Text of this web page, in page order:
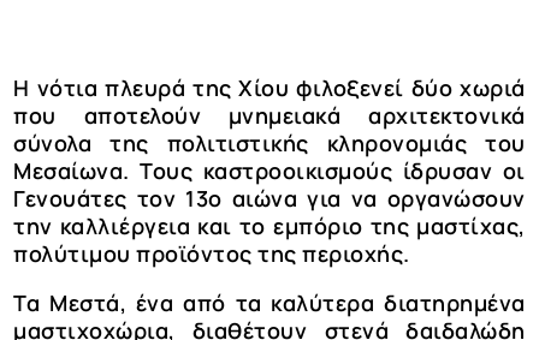
Η νότια πλευρά της Χίου φιλοξενεί δύο χωριά
που αποτελούν μνημειακά αρχιτεκτονικά
σύνολα της πολιτιστικής κληρονομιάς του
Μεσαίωνα. Τους καστροοικισμούς ίδρυσαν οι
Γενουάτες τον 13ο αιώνα για να οργανώσουν
την καλλιέργεια και το εμπόριο της μαστίχας,
πολύτιμου προϊόντος της περιοχής.
Τα Μεστά, ένα από τα καλύτερα διατηρημένα
μαστιχοχώρια, διαθέτουν στενά δαιδαλώδη